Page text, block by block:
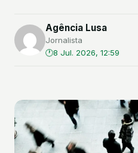
Agência Lusa
Jornalista
8 Jul. 2026, 12:59